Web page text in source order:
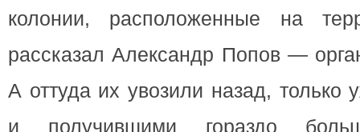
колонии, расположенные на
рассказал Александр Попов —
А оттуда их увозили назад, только
и получившими гораздо